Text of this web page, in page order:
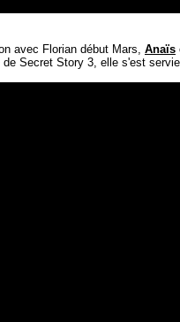
avec Florian début Mars, Anaïs
Secret Story 3, elle s'est